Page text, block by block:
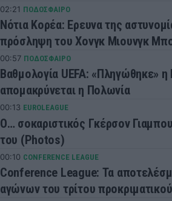
02:21 ΠΟΔΟΣΦΑΙΡΟ
Νότια Κορέα: Ερευνα της
πρόσληψη του Χονγκ Μιουνγκ
00:57 ΠΟΔΟΣΦΑΙΡΟ
Βαθμολογία UEFA: «Πληγώθηκε» η
απομακρύνεται η Πολωνία
00:13 EUROLEAGUE
Ο… σοκαριστικός Γκέρσον
του (Photos)
00:10 CONFERENCE LEAGUE
Conference League: Τα
αγώνων του τρίτου